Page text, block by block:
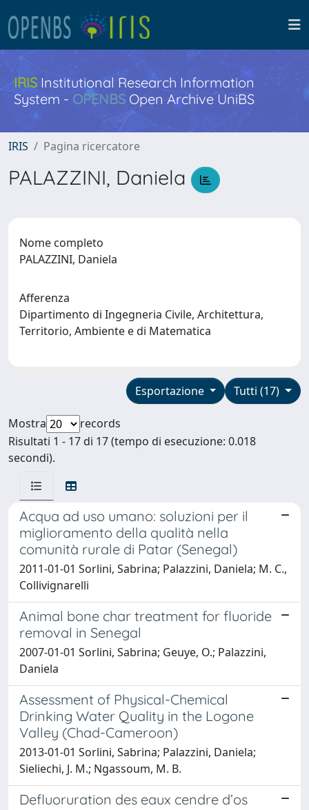
IRISInstitutional Research Information
System - OPENBS Open Archive UniBS
IRIS Pagina ricercatore
PALAZZINI, Daniela
Nome completo
PALAZZINI, Daniela
Afferenza
Dipartimento di Ingegneria Civile, Architettura,
Territorio, Ambiente e di Matematica
Tutti (17)
Esportazione
Mostra
records
Risultati 1 - 17 di 17 (tempo di esecuzione: 0.018
secondi).
Acqua ad uso umano: soluzioni per il
miglioramento della qualità nella
comunità rurale di Patar (Senegal)
2011-01-01 Sorlini, Sabrina; Palazzini, Daniela; M. C.,
Collivignarelli
Animal bone char treatment for fluoride
removal in Senegal
2007-01-01 Sorlini, Sabrina; Geuye, O.; Palazzini,
Daniela
Assessment of Physical-Chemical
Drinking Water Quality in the Logone
Valley (Chad-Cameroon)
2013-01-01 Sorlini, Sabrina; Palazzini, Daniela;
Sieliechi, J. M.; Ngassoum, M. B.
Defluoruration des eaux cendre d’os